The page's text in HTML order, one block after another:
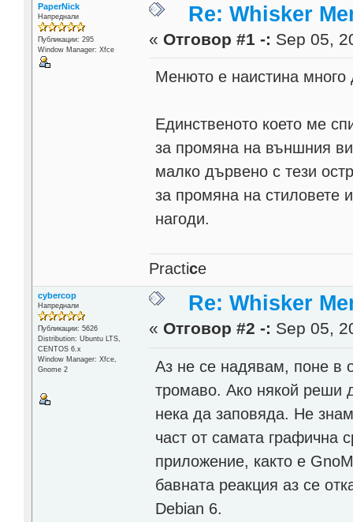
PaperNick
Напреднали
Публикации: 295
Window Manager: Xfce
Re: Whisker
« Отговор #1 -: Sep 05,
Менюто е наистина
Единственото което ме
за промяна на външния
малко дървено с тези
за промяна на стиловете
нагоди.
Practice
cybercop
Напреднали
Публикации: 5626
Distribution: Ubuntu LTS,
CENTOS 6.x
Window Manager: Xfce,
Gnome 2
Re: Whisker
« Отговор #2 -: Sep 05,
Аз не се надявам, поне в
тромаво. Ако някой реши
нека да заповяда. Не
част от самата графична
приложение, както е
бавната реакция аз се
Debian 6.